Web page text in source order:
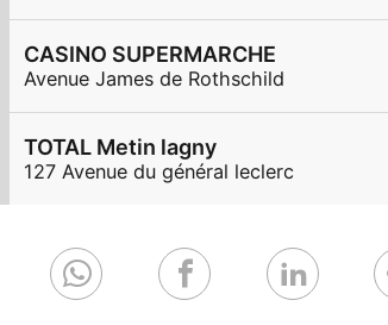
CASINO SUPERMARCHE
Avenue James de Rothschild
TOTAL Metin lagny
127 Avenue du général leclerc